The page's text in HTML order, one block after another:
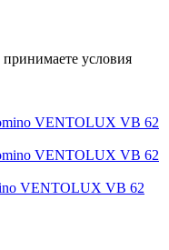
условия
VENTOLUX VB 62